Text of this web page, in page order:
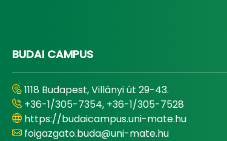
BUDAI CAMPUS
1118 Budapest, Villányi út 29-43.
+36-1/305-7354, +36-1/305-7528
https://budaicampus.uni-mate.hu
foigazgato.buda@uni-mate.hu